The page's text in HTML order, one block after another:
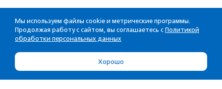
Мы используем файлы cookie и метрические программы.
Продолжая работу с сайтом, вы соглашаетесь с Политикой
обработки персональных данных
Хорошо